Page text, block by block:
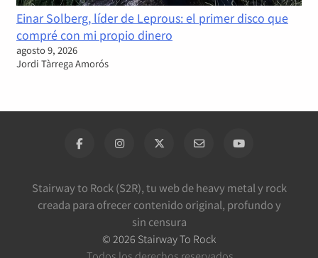
Einar Solberg, líder de Leprous: el primer disco que
compré con mi propio dinero
agosto 9, 2026
Jordi Tàrrega Amorós
Stairway to Rock (S2R), tu web de heavy metal y rock
creada para ofrecer contenido original, profundo y
sin censura
© 2026 Stairway To Rock